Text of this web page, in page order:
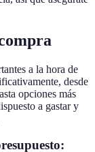
a la hora de
desde
opciones más
a gastar y